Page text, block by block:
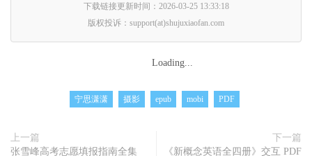
下载链接更新时间：2026-03-25 13:33:18
版权投诉：support(at)shujuxiaofan.com
Loading...
宁思潇潇 摄影 epub mobi PDF
上一篇
张雪峰高考志愿填报指南全集
下一篇
《新概念英语全四册》交互 PDF